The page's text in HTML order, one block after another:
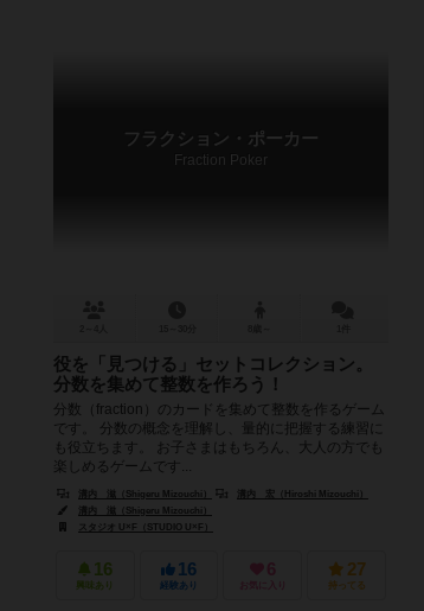
フラクション・ポーカー
Fraction Poker
役を「見つける」セットコレクション。
分数を集めて整数を作ろう！
分数（fraction）のカードを集めて整数を作るゲーム
です。 分数の概念を理解し、量的に把握する練習に
も役立ちます。 お子さまはもちろん、大人の方でも
楽しめるゲームです...
溝内 滋（Shigeru Mizouchi）
溝内 宏（Hiroshi Mizouchi）
溝内 滋（Shigeru Mizouchi）
スタジオ U×F（STUDIO U×F）
16
興味あり
16
経験あり
6
お気に入り
27
持ってる